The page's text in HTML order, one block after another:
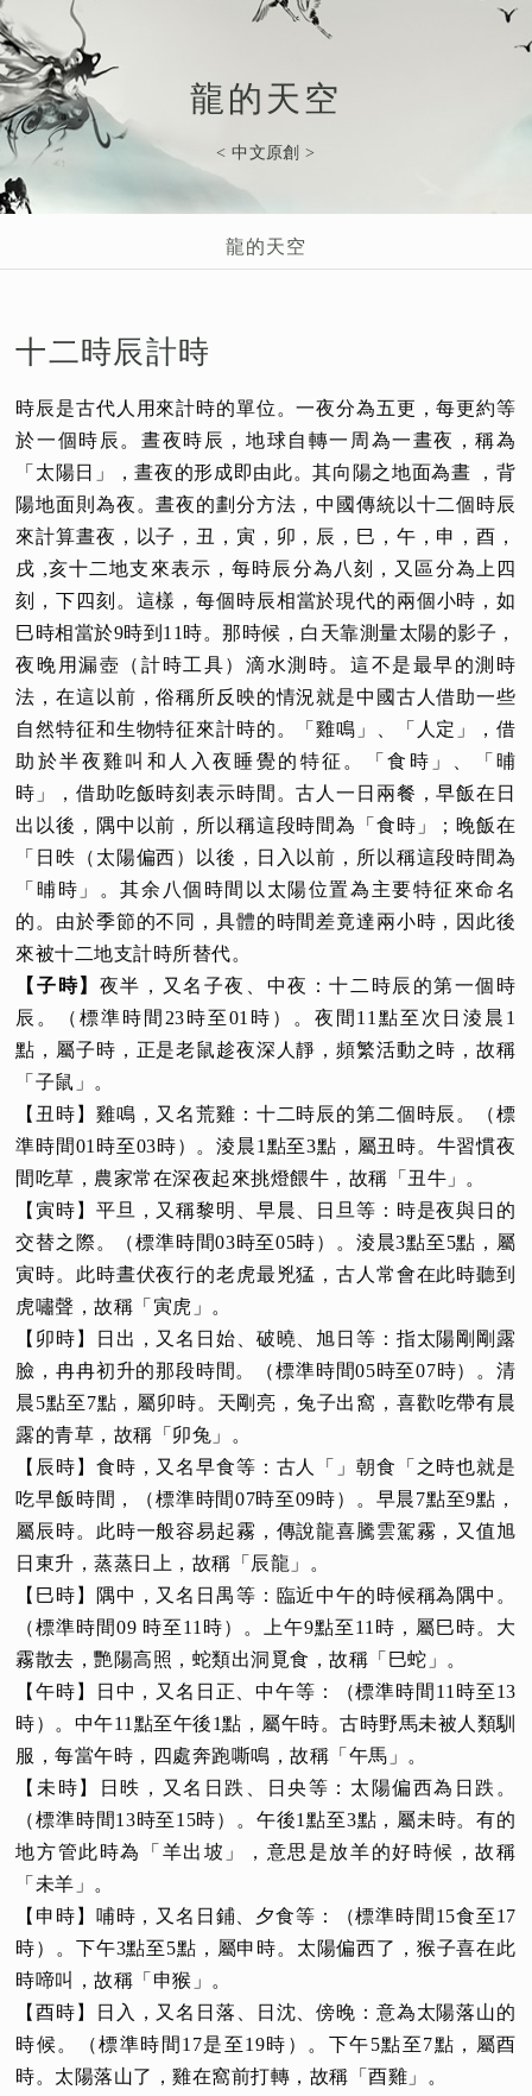
龍的天空
< 中文原創 >
龍的天空
十二時辰計時
時辰是古代人用來計時的單位。一夜分為五更，每更約等
於一個時辰。晝夜時辰，地球自轉一周為一晝夜，稱為
「太陽日」，晝夜的形成即由此。其向陽之地面為晝 ，背
陽地面則為夜。晝夜的劃分方法，中國傳統以十二個時辰
來計算晝夜，以子，丑，寅，卯，辰，巳，午，申，酉，
戌 ,亥十二地支來表示，每時辰分為八刻，又區分為上四
刻，下四刻。這樣，每個時辰相當於現代的兩個小時，如
巳時相當於9時到11時。那時候，白天靠測量太陽的影子，
夜晚用漏壺（計時工具）滴水測時。這不是最早的測時
法，在這以前，俗稱所反映的情況就是中國古人借助一些
自然特征和生物特征來計時的。「雞鳴」、「人定」，借
助於半夜雞叫和人入夜睡覺的特征。「食時」、「晡
時」，借助吃飯時刻表示時間。古人一日兩餐，早飯在日
出以後，隅中以前，所以稱這段時間為「食時」；晚飯在
「日昳（太陽偏西）以後，日入以前，所以稱這段時間為
「晡時」。其余八個時間以太陽位置為主要特征來命名
的。由於季節的不同，具體的時間差竟達兩小時，因此後
來被十二地支計時所替代。
【子時】 夜半，又名子夜、中夜：十二時辰的第一個時
辰。（標準時間23時至01時）。夜間11點至次日淩晨1
點，屬子時，正是老鼠趁夜深人靜，頻繁活動之時，故稱
「子鼠」。
【丑時】雞鳴，又名荒雞：十二時辰的第二個時辰。（標
準時間01時至03時）。淩晨1點至3點，屬丑時。牛習慣夜
間吃草，農家常在深夜起來挑燈餵牛，故稱「丑牛」。
【寅時】平旦，又稱黎明、早晨、日旦等：時是夜與日的
交替之際。（標準時間03時至05時）。淩晨3點至5點，屬
寅時。此時晝伏夜行的老虎最兇猛，古人常會在此時聽到
虎嘯聲，故稱「寅虎」。
【卯時】日出，又名日始、破曉、旭日等：指太陽剛剛露
臉，冉冉初升的那段時間。（標準時間05時至07時）。清
晨5點至7點，屬卯時。天剛亮，兔子出窩，喜歡吃帶有晨
露的青草，故稱「卯兔」。
【辰時】食時，又名早食等：古人「」朝食「之時也就是
吃早飯時間，（標準時間07時至09時）。早晨7點至9點，
屬辰時。此時一般容易起霧，傳說龍喜騰雲駕霧，又值旭
日東升，蒸蒸日上，故稱「辰龍」。
【巳時】隅中，又名日禺等：臨近中午的時候稱為隅中。
（標準時間09 時至11時）。上午9點至11時，屬巳時。大
霧散去，艷陽高照，蛇類出洞覓食，故稱「巳蛇」。
【午時】日中，又名日正、中午等：（標準時間11時至13
時）。中午11點至午後1點，屬午時。古時野馬未被人類馴
服，每當午時，四處奔跑嘶鳴，故稱「午馬」。
【未時】日昳，又名日跌、日央等：太陽偏西為日跌。
（標準時間13時至15時）。午後1點至3點，屬未時。有的
地方管此時為「羊出坡」，意思是放羊的好時候，故稱
「未羊」。
【申時】哺時，又名日鋪、夕食等：（標準時間15食至17
時）。下午3點至5點，屬申時。太陽偏西了，猴子喜在此
時啼叫，故稱「申猴」。
【酉時】日入，又名日落、日沈、傍晚：意為太陽落山的
時候。（標準時間17是至19時）。下午5點至7點，屬酉
時。太陽落山了，雞在窩前打轉，故稱「酉雞」。